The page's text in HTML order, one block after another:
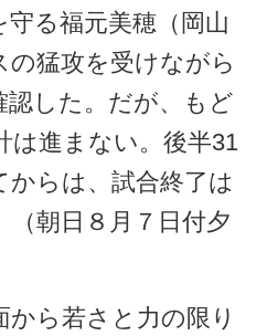
る福元美穂（岡山
猛攻を受けながら
認した。だが、もど
は進まない。後半31
らは、試合終了は
朝日８月７日付夕
ら若さと力の限り